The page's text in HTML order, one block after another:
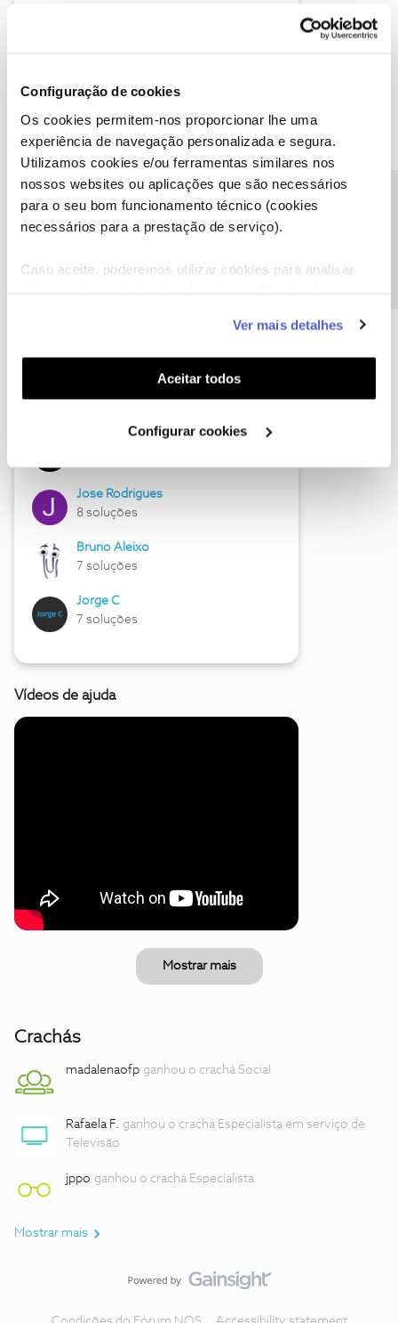
Configuração de cookies
Os cookies permitem-nos proporcionar lhe uma
experiência de navegação personalizada e segura.
Utilizamos cookies e/ou ferramentas similares nos
nossos websites ou aplicações que são necessários
para o seu bom funcionamento técnico (cookies
necessários para a prestação de serviço).
Caso aceite, poderemos utilizar cookies para analisar
funcionalidades (cookies de personalização e
funcionalidade) e adaptar anúncios aos seus interesses
(cookies de publicidade personalizada). Pode gerir a
utilização dos cookies clicando em "Configurar
Ver mais detalhes
Aceitar todos
Configurar cookies
Descubra as novidades de junho
Hall of Fame de junho
Jose Rodrigues
8 soluções
Bruno Aleixo
7 soluções
Jorge C
7 soluções
Vídeos de ajuda
Mostrar mais
Crachás
madalenaofp ganhou o crachá Social
Rafaela F. ganhou o crachá Especialista em serviço de
Televisão
jppo ganhou o crachá Especialista
Mostrar mais